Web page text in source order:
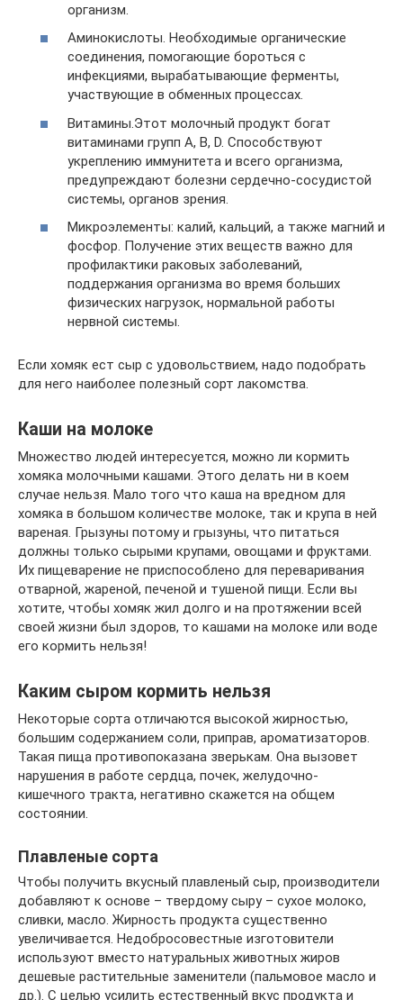
организм.
Аминокислоты. Необходимые органические
соединения, помогающие бороться с
инфекциями, вырабатывающие ферменты,
участвующие в обменных процессах.
Витамины.Этот молочный продукт богат
витаминами групп А, В, D. Способствуют
укреплению иммунитета и всего организма,
предупреждают болезни сердечно-сосудистой
системы, органов зрения.
Микроэлементы: калий, кальций, а также магний и
фосфор. Получение этих веществ важно для
профилактики раковых заболеваний,
поддержания организма во время больших
физических нагрузок, нормальной работы
нервной системы.
Если хомяк ест сыр с удовольствием, надо подобрать
для него наиболее полезный сорт лакомства.
Каши на молоке
Множество людей интересуется, можно ли кормить
хомяка молочными кашами. Этого делать ни в коем
случае нельзя. Мало того что каша на вредном для
хомяка в большом количестве молоке, так и крупа в ней
вареная. Грызуны потому и грызуны, что питаться
должны только сырыми крупами, овощами и фруктами.
Их пищеварение не приспособлено для переваривания
отварной, жареной, печеной и тушеной пищи. Если вы
хотите, чтобы хомяк жил долго и на протяжении всей
своей жизни был здоров, то кашами на молоке или воде
его кормить нельзя!
Каким сыром кормить нельзя
Некоторые сорта отличаются высокой жирностью,
большим содержанием соли, приправ, ароматизаторов.
Такая пища противопоказана зверькам. Она вызовет
нарушения в работе сердца, почек, желудочно-
кишечного тракта, негативно скажется на общем
состоянии.
Плавленые сорта
Чтобы получить вкусный плавленый сыр, производители
добавляют к основе – твердому сыру – сухое молоко,
сливки, масло. Жирность продукта существенно
увеличивается. Недобросовестные изготовители
используют вместо натуральных животных жиров
дешевые растительные заменители (пальмовое масло и
др.). С целью усилить естественный вкус продукта и